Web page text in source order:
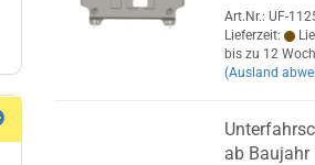
Art.Nr.: UF-
Lieferzeit:
bis zu 12
(Ausland
ab Baujahr